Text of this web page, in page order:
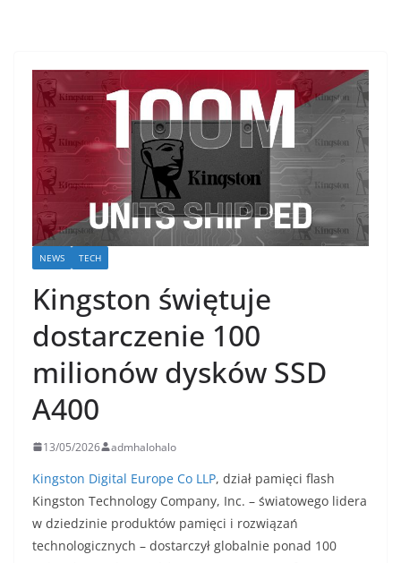
NEWS TECH
Kingston świętuje
dostarczenie 100
milionów dysków SSD
A400
13/05/2026 admhalohalo
Kingston Digital Europe Co LLP, dział pamięci flash
Kingston Technology Company, Inc. – światowego lidera
w dziedzinie produktów pamięci i rozwiązań
technologicznych – dostarczył globalnie ponad 100